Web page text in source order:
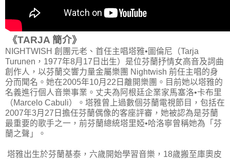
《TARJA 簡介》
NIGHTWISH 創團元老、首任主唱塔雅•圖倫尼（Tarja
Turunen，1977年8月17日出生）是位芬蘭抒情女高音及詞曲
創作人，以芬蘭交響力量金屬樂團 Nightwish 前任主唱的身
分而聞名。她在2005年10月22日離開樂團。目前她以塔雅的
名義進行個人音樂事業。丈夫為阿根廷企業家馬塞洛•卡布里
（Marcelo Cabuli）。塔雅曾上過數個芬蘭電視節目，包括在
2007年3月27日擔任芬蘭偶像的客座評審，她被認為是芬蘭
最重要的歌手之一，前芬蘭總統塔里婭•哈洛寧曾稱她為「芬
蘭之聲」。
塔雅出生於芬蘭基泰，六歲開始學習音樂，18歲搬至庫奧皮